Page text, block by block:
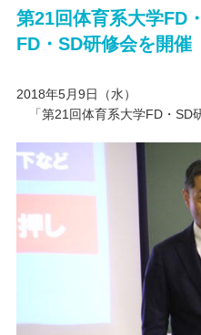
学部・大学院
キャンパスライ
学友会クラブ活
第21回体育系大学FD
FD・SD研修会を開催
2018年5月9日（水）
「第21回体育系大学FD・SD